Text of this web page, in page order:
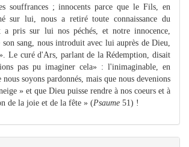
souffrances ; innocents parce que le Fils, en
sur lui, nous a retiré toute connaissance du
a pris sur lui nos péchés, et notre innocence,
sang, nous introduit avec lui auprès de Dieu,
Le curé d'Ars, parlant de la Rédemption, disait
pas pu imaginer cela» : l'inimaginable, en
soyons pardonnés, mais que nous devenions
» et que Dieu puisse rendre à nos coeurs et à
de la joie et de la fête » (Psaume 51) !